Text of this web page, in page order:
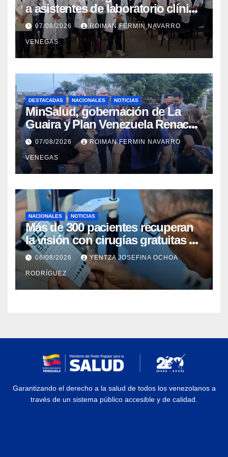
a asistentes de laboratorio clínico
para garantizar respaldo legal y
profesional
07/08/2026 ROIMAN FERMIN NAVARRO
VENEGAS
DESTACADAS NACIONALES NOTICIAS
MinSalud, gobernación de La
Guaira y Plan Venezuela Renace
iniciaron la rehabilitación integral
del Centro Psicofamiliar El Niño y
el Mar
07/08/2026 ROIMAN FERMIN NAVARRO
VENEGAS
NACIONALES NOTICIAS
Más de 300 pacientes recuperan
la visión con cirugías gratuitas de
cataratas en Zulia
06/08/2026 YENTZA JOSEFINA OCHOA
RODRÍGUEZ
Garantizando el derecho a la salud de todos los venezolanos a
través de un sistema público accesible y de calidad.